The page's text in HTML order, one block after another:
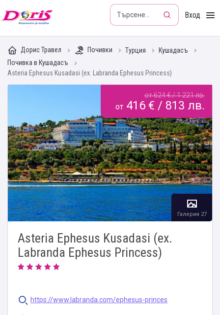
Doris - Изкушението да пътуваш Вход
Дорис Травел Почивки Турция
Кушадасъ
Почивка в Кушадасъ
Asteria Ephesus Kusadasi (ex. Labranda Ephesus Princess)
Asteria Ephesus Kusadasi (ex.
Labranda Ephesus Princess)
https://www.labranda.com/ephesus-princes
от 624 € / 1 221 лв.
от 416 € / 813 лв.
Галерия 27